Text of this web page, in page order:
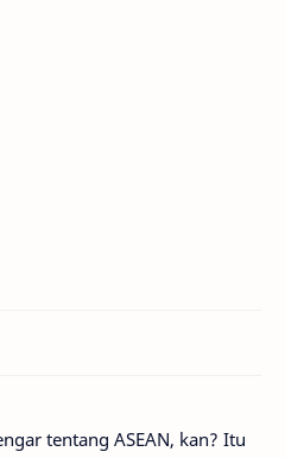
tentang ASEAN, kan? Itu